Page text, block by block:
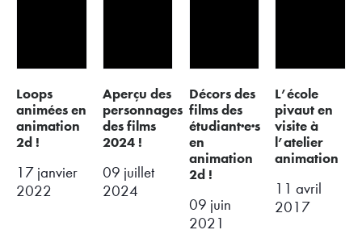
loops
animées en
animation
2d !
17 janvier
2022
aperçu des
personnages
des films
2024 !
09 juillet
2024
décors des
films des
étudiant·e·s
en
animation
2d !
09 juin
2021
l’école
pivaut en
visite à
l’atelier
animation
11 avril
2017